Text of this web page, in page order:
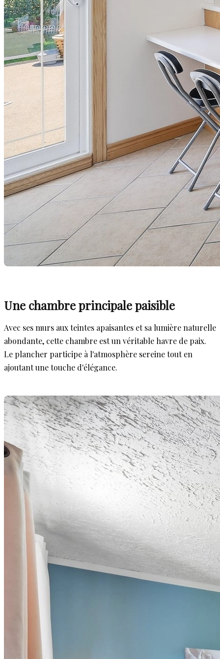
Une chambre principale paisible
Avec ses murs aux teintes apaisantes et sa lumière naturelle
abondante, cette chambre est un véritable havre de paix.
Le plancher participe à l'atmosphère sereine tout en
ajoutant une touche d'élégance.